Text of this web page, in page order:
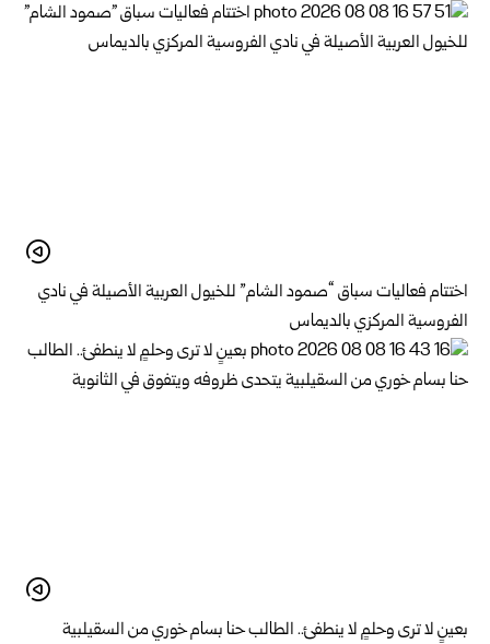
اختتام فعاليات سباق “صمود الشام” للخيول العربية الأصيلة في نادي
الفروسية المركزي بالديماس
بعينٍ لا ترى وحلمٍ لا ينطفئ.. الطالب حنا بسام خوري من السقيلبية